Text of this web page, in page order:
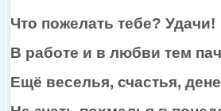
Что пожелать тебе? Удачи!
В работе и в любви тем
Ещё веселья, счастья,